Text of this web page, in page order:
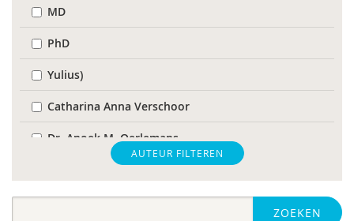
MD
PhD
Yulius)
Catharina Anna Verschoor
Dr. Anoek M. Oerlemans
Bram B. Sizoo
Tony Bloemendaal
AUTEUR FILTEREN
ZOEKEN